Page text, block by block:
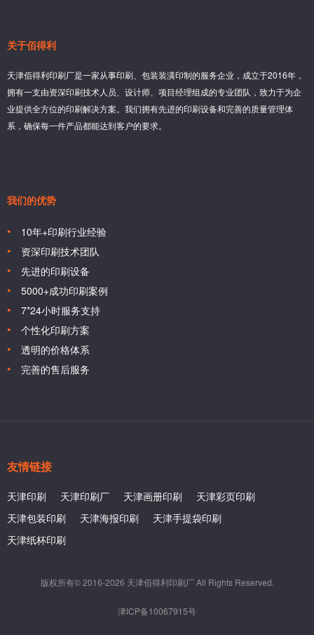
关于佰得利
天津佰得利印刷厂是一家从事印刷、包装装潢印制的服务企业，成立于2016年，
拥有一支由资深印刷技术人员、设计师、项目经理组成的专业团队，致力于为企
业提供全方位的印刷解决方案。我们拥有先进的印刷设备和完善的质量管理体
系，确保每一件产品都能达到客户的要求。
我们的优势
10年+印刷行业经验
资深印刷技术团队
先进的印刷设备
5000+成功印刷案例
7*24小时服务支持
个性化印刷方案
透明的价格体系
完善的售后服务
友情链接
天津印刷 天津印刷厂 天津画册印刷
天津彩页印刷
天津包装印刷
天津海报印刷
天津手提袋印刷
天津纸杯印刷
版权所有© 2016-2026 天津佰得利印刷厂 All Rights Reserved.
津ICP备10067915号